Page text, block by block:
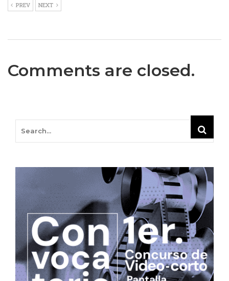
PREV NEXT
Comments are closed.